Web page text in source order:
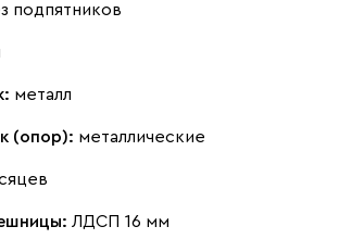
подпятников
металл
(опор): металлические
ЛДСП 16 мм